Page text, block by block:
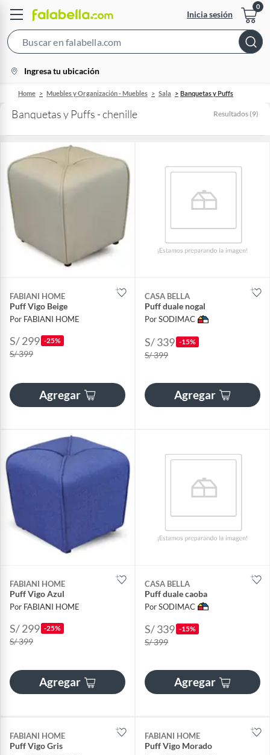
Inicia sesión
Bar
location-
icon
Ingresa tu ubicación
Home Muebles y Organización - Muebles Sala Banquetas y Puffs
Banquetas y Puffs - chenille Resultados (9)
FABIANI HOME
Puff Vigo Beige
Por FABIANI HOME
S/ 299 -25%
S/ 399
Agregar
CASA BELLA
Puff duale nogal
Por SODIMAC
S/ 339 -15%
S/ 399
Agregar
FABIANI HOME
Puff Vigo Azul
Por FABIANI HOME
S/ 299 -25%
S/ 399
Agregar
CASA BELLA
Puff duale caoba
Por SODIMAC
S/ 339 -15%
S/ 399
Agregar
FABIANI HOME
Puff Vigo Gris
FABIANI HOME
Puff Vigo Morado